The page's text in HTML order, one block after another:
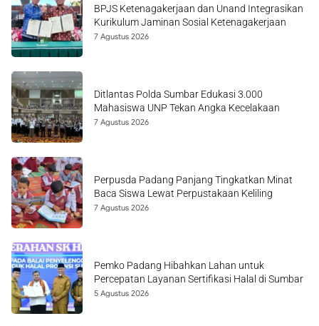
BPJS Ketenagakerjaan dan Unand Integrasikan
Kurikulum Jaminan Sosial Ketenagakerjaan
7 Agustus 2026
Ditlantas Polda Sumbar Edukasi 3.000
Mahasiswa UNP Tekan Angka Kecelakaan
7 Agustus 2026
Perpusda Padang Panjang Tingkatkan Minat
Baca Siswa Lewat Perpustakaan Keliling
7 Agustus 2026
Pemko Padang Hibahkan Lahan untuk
Percepatan Layanan Sertifikasi Halal di Sumbar
5 Agustus 2026